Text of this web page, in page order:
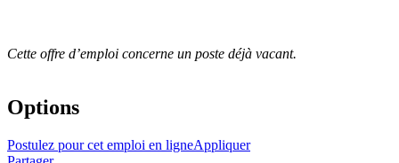
Cette offre d’emploi concerne un poste déjà vacant.
Options
Postulez pour cet emploi en ligneAppliquer